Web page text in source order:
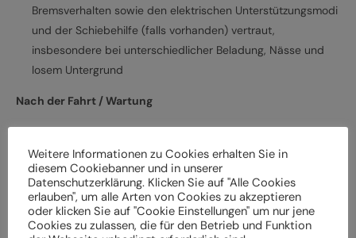
Bremsverhalten sowie den elektrischen Unterstützungsmodi
und der Schiebehilfe (falls vorhanden) vertraut,
insbesondere bei unterschiedlicher Beladung, Nässe und
losem Untergrund
Nach der Fahrt / Wartung
Elektrofahrrad vor der weiteren Verwendung durch einen
Fachbetrieb überprüft werden
Lassen Sie das Elektrofahrrad entsprechend den
Herstellervorgaben regelmäßig von einem Fachbetrieb
überprüfen und warten, um Gefährdungen, z. B.
Weitere Informationen zu Cookies erhalten Sie in
diesem Cookiebanner und in unserer
Datenschutzerklärung. Klicken Sie auf "Alle Cookies
erlauben", um alle Arten von Cookies zu akzeptieren
oder klicken Sie auf "Cookie Einstellungen" um nur jene
Cookies zu zulassen, die für den Betrieb und Funktion